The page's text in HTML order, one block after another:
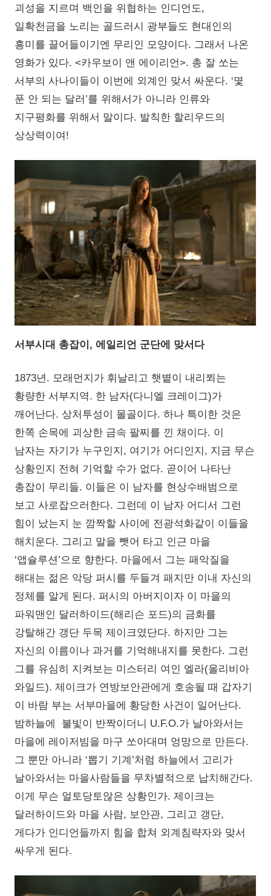
괴성을 지르며 백인을 위협하는 인디언도,
일확천금을 노리는 골드러시 광부들도 현대인의
흥미를 끌어들이기엔 무리인 모양이다. 그래서 나온
영화가 있다. <카우보이 앤 에이리언>. 총 잘 쏘는
서부의 사나이들이 이번에 외계인 맞서 싸운다. ‘몇
푼 안 되는 달러’를 위해서가 아니라 인류와
지구평화를 위해서 말이다. 발칙한 할리우드의
상상력이여!
서부시대 총잡이, 에일리언 군단에 맞서다
1873년. 모래먼지가 휘날리고 햇볕이 내리쬐는
황량한 서부지역. 한 남자(다니엘 크레이그)가
깨어난다. 상처투성이 몰골이다. 하나 특이한 것은
한쪽 손목에 괴상한 금속 팔찌를 낀 채이다. 이
남자는 자기가 누구인지, 여기가 어디인지, 지금 무슨
상황인지 전혀 기억할 수가 없다. 곧이어 나타난
총잡이 무리들. 이들은 이 남자를 현상수배범으로
보고 사로잡으러한다. 그런데 이 남자 어디서 그런
힘이 났는지 눈 깜짝할 사이에 전광석화같이 이들을
해치운다. 그리고 말을 뺏어 타고 인근 마을
‘앱슐루션’으로 향한다. 마을에서 그는 패악질을
해대는 젊은 악당 퍼시를 두들겨 패지만 이내 자신의
정체를 알게 된다. 퍼시의 아버지이자 이 마을의
파워맨인 달러하이드(해리슨 포드)의 금화를
강탈해간 갱단 두목 제이크였단다. 하지만 그는
자신의 이름이나 과거를 기억해내지를 못한다. 그런
그를 유심히 지켜보는 미스터리 여인 엘라(올리비아
와일드). 제이크가 연방보안관에게 호송될 때 갑자기
이 바람 부는 서부마을에 황당한 사건이 일어난다.
밤하늘에 불빛이 반짝이더니 U.F.O.가 날아와서는
마을에 레이저빔을 마구 쏘아대며 엉망으로 만든다.
그 뿐만 아니라 ‘뽑기 기계’처럼 하늘에서 고리가
날아와서는 마을사람들을 무차별적으로 납치해간다.
이게 무슨 얼토당토않은 상황인가. 제이크는
달러하이드와 마을 사람, 보안관, 그리고 갱단,
게다가 인디언들까지 힘을 합쳐 외계침략자와 맞서
싸우게 된다.